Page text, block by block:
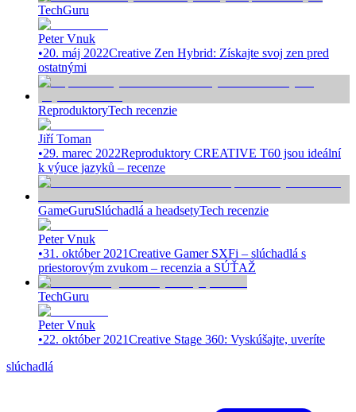
TechGuru
Peter Vnuk
•20. máj 2022Creative Zen Hybrid: Získajte svoj zen pred
ostatnými
ReproduktoryTech recenzie
Jiří Toman
•29. marec 2022Reproduktory CREATIVE T60 jsou ideální
k výuce jazyků – recenze
GameGuruSlúchadlá a headsetyTech recenzie
Peter Vnuk
•31. október 2021Creative Gamer SXFi – slúchadlá s
priestorovým zvukom – recenzia a SÚŤAŽ
TechGuru
Peter Vnuk
•22. október 2021Creative Stage 360: Vyskúšajte, uveríte
slúchadlá